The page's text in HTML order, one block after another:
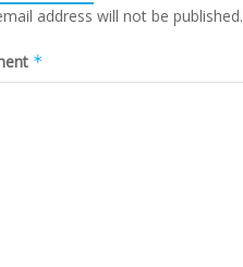
address will not be published.
*